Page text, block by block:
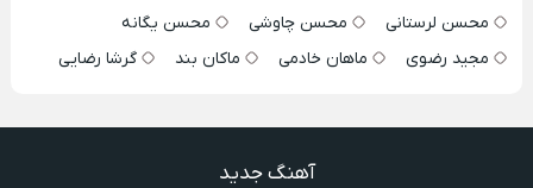
محسن لرستانی
محسن چاوشی
محسن یگانه
مجید رضوی
ماهان خادمی ماکان بند گرشا رضایی
آهنگ جدید